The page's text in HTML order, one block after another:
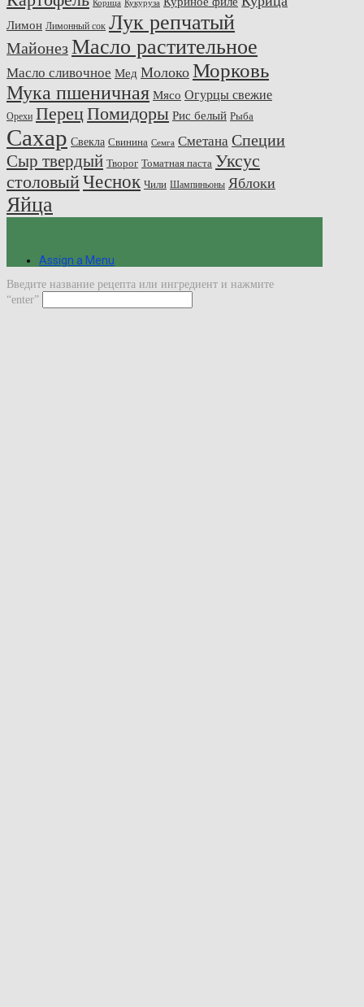
Корица Кукуруза
Лимон Лимонный сок Лук репчатый
МайонезМасло растительное
Масло сливочное Мед Молоко Морковь
Мука пшеничная Мясо Огурцы свежие
Орехи ПерецПомидоры Рис белый Рыба
Сахар Свекла Свинина Семга Сметана Специи
Сыр твердый Творог Томатная паста Уксус
столовыйЧеснок Чили Шампиньоны Яблоки
Яйца
Assign a Menu
Введите название рецепта или ингредиент и нажмите
“enter”